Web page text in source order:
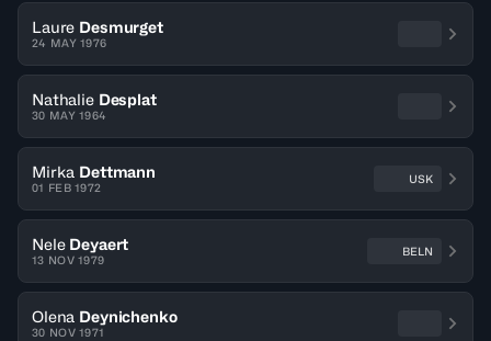
Laure Desmurget
24 MAY 1976
Nathalie Desplat
30 MAY 1964
Mirka Dettmann
01 FEB 1972
USK
Nele Deyaert
13 NOV 1979
BELN
Olena Deynichenko
30 NOV 1971